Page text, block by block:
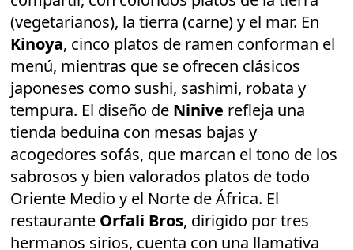
(vegetarianos), la tierra (carne) y el mar. En
Kinoya, cinco platos de ramen conforman el
menú, mientras que se ofrecen clásicos
japoneses como sushi, sashimi, robata y
tempura. El diseño de Ninive refleja una
tienda beduina con mesas bajas y
acogedores sofás, que marcan el tono de los
sabrosos y bien valorados platos de todo
Oriente Medio y el Norte de África. El
restaurante Orfali Bros, dirigido por tres
hermanos sirios, cuenta con una llamativa